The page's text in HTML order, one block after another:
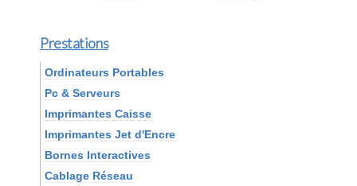
Prestations
Ordinateurs Portables
Pc & Serveurs
Imprimantes Caisse
Imprimantes Jet d'Encre
Bornes Interactives
Cablage Réseau